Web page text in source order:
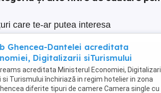
care te-ar putea interesa
Ghencea-Dantelei acreditata
Digitalizarii siTurismului
acreditata Ministerul Economiei,
Turismului închiriază in regim hotelier in zona
diferite tipuri de camere Camera single cu